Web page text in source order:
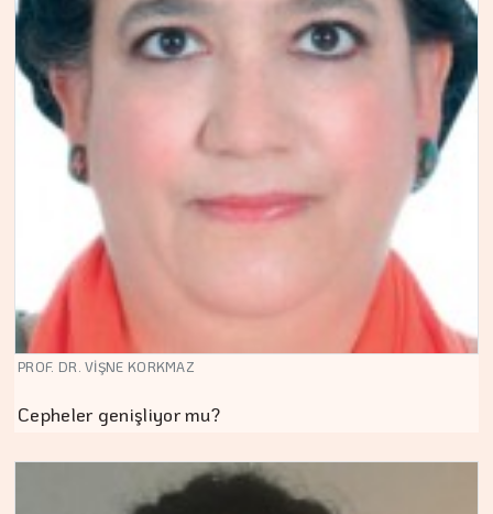
PROF. DR. VİŞNE KORKMAZ
Cepheler genişliyor mu?